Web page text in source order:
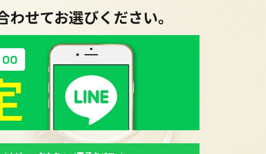
せてお選びください。